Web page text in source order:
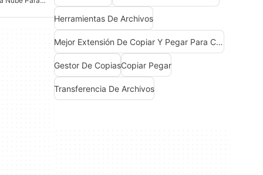
Herramientas De Archivos
Mejor Extensión De Copiar Y Pegar Para Chrome
Gestor De CopiasCopiar Pegar
Transferencia De Archivos